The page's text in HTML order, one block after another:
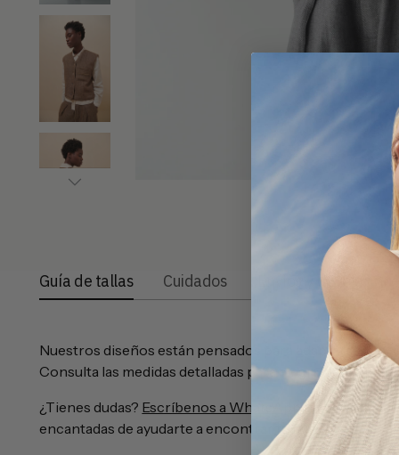
Guía de tallas Cuidados Envíos y devoluciones
Nuestros diseños están pensados para adaptarse de
Consulta las medidas detalladas para elegir la talla que
¿Tienes dudas? Escríbenos a WhatsApp haciendo clic
encantadas de ayudarte a encontrar tu talla ideal